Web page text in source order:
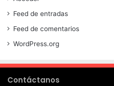
Feed de entradas
Feed de comentarios
WordPress.org
Contáctanos